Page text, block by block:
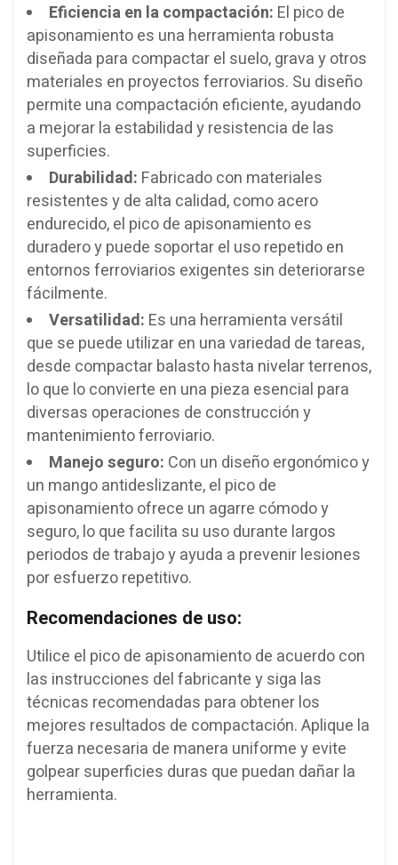
Eficiencia en la compactación: El pico de
apisonamiento es una herramienta robusta
diseñada para compactar el suelo, grava y otros
materiales en proyectos ferroviarios. Su diseño
permite una compactación eficiente, ayudando
a mejorar la estabilidad y resistencia de las
superficies.
Durabilidad: Fabricado con materiales
resistentes y de alta calidad, como acero
endurecido, el pico de apisonamiento es
duradero y puede soportar el uso repetido en
entornos ferroviarios exigentes sin deteriorarse
fácilmente.
Versatilidad: Es una herramienta versátil
que se puede utilizar en una variedad de tareas,
desde compactar balasto hasta nivelar terrenos,
lo que lo convierte en una pieza esencial para
diversas operaciones de construcción y
mantenimiento ferroviario.
Manejo seguro: Con un diseño ergonómico y
un mango antideslizante, el pico de
apisonamiento ofrece un agarre cómodo y
seguro, lo que facilita su uso durante largos
periodos de trabajo y ayuda a prevenir lesiones
por esfuerzo repetitivo.
Recomendaciones de uso:
Utilice el pico de apisonamiento de acuerdo con
las instrucciones del fabricante y siga las
técnicas recomendadas para obtener los
mejores resultados de compactación. Aplique la
fuerza necesaria de manera uniforme y evite
golpear superficies duras que puedan dañar la
herramienta.